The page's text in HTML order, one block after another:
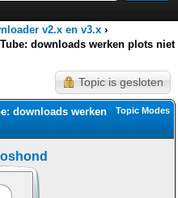
*
v2.x en v3.x ›
downloads werken plots niet
Topic is gesloten
Topic Modes
downloads werken